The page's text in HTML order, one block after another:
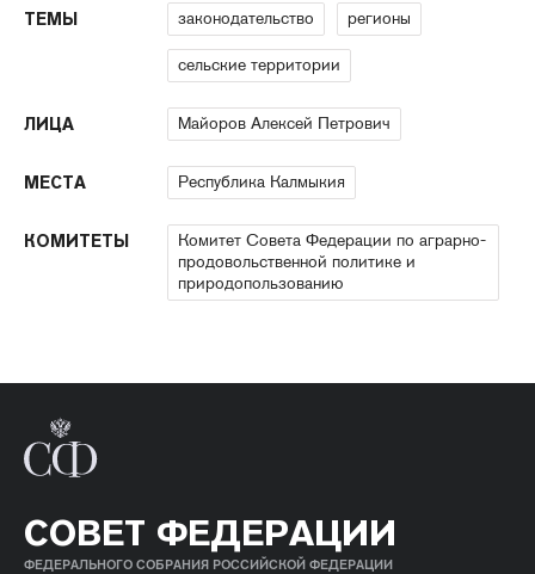
ТЕМЫ законодательство регионы
сельские территории
ЛИЦА Майоров Алексей Петрович
МЕСТА Республика Калмыкия
КОМИТЕТЫ
Комитет Совета Федерации по аграрно-
продовольственной политике и
природопользованию
СОВЕТ ФЕДЕРАЦИИ
ФЕДЕРАЛЬНОГО СОБРАНИЯ РОССИЙСКОЙ ФЕДЕРАЦИИ